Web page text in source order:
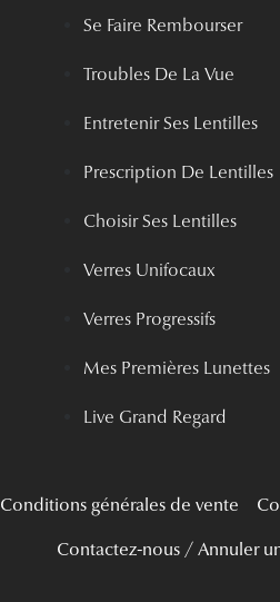
Se Faire Rembourser
Troubles De La Vue
Entretenir Ses Lentilles
Prescription De Lentilles
Choisir Ses Lentilles
Verres Unifocaux
Verres Progressifs
Mes Premières Lunettes
Live Grand Regard
Conditions générales de vente
Contactez-nous / Annuler